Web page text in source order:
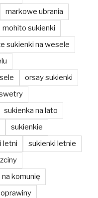
markowe ubrania
mohito sukienki
sukienki na wesele
orsay sukienki
sukienka na lato
sukienkie
letni
sukienki letnie
komunię